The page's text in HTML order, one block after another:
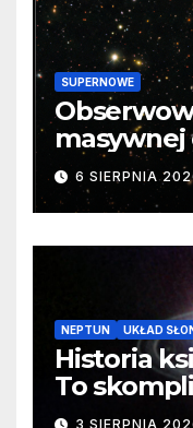
SUPERNOWE
masywnej
samego
cenne
6 SIERPNIA
NEPTUN UKŁAD
Historia
To
3 SIERPNIA